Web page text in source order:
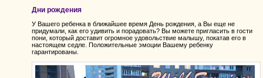
Дни рождения
У Вашего ребенка в ближайшее время День рождения, а Вы еще не
придумали, как его удивить и порадовать? Вы можете пригласить в гости
пони, который доставит огромное удовольствие малышу, покатав его в
настоящем седле. Положительные эмоции Вашему ребенку
гарантированы.